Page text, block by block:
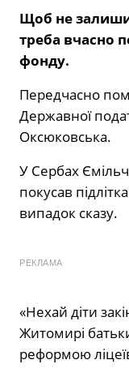
Щоб не
треба вчасно
фонду.
Передчасно
Державної
Оксюковська.
У Сербах
покусав
випадок сказу.
РЕКЛАМА
«Нехай діти
Житомирі
реформою